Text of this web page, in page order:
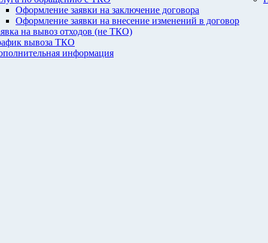
Оформление заявки на заключение договора
Оформление заявки на внесение изменений в договор
на вывоз отходов (не ТКО)
вывоза ТКО
информация